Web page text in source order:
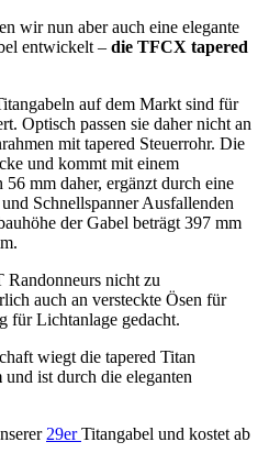
wir nun aber auch eine elegante
entwickelt – die TFCX tapered
auf dem Markt sind für
Optisch passen sie daher nicht an
mit tapered Steuerrohr. Die
und kommt mit einem
mm daher, ergänzt durch eine
Schnellspanner Ausfallenden
der Gabel beträgt 397 mm
nicht zu
auch an versteckte Ösen für
für Lichtanlage gedacht.
wiegt die tapered Titan
und ist durch die eleganten
29erTitangabel und kostet ab